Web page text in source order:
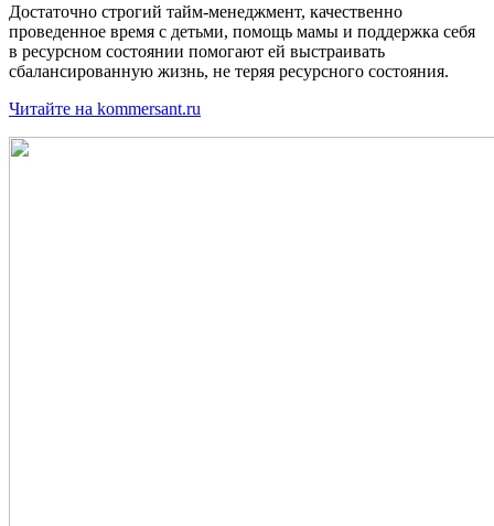
Достаточно строгий тайм-менеджмент, качественно
проведенное время с детьми, помощь мамы и поддержка себя
в ресурсном состоянии помогают ей выстраивать
сбалансированную жизнь, не теряя ресурсного состояния.
Читайте на kommersant.ru